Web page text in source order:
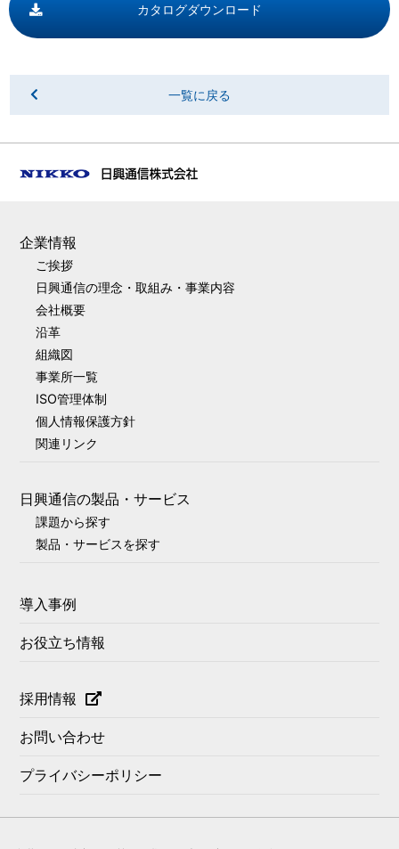
カタログダウンロード
一覧に戻る
企業情報
ご挨拶
日興通信の理念・取組み・事業内容
会社概要
沿革
組織図
事業所一覧
ISO管理体制
個人情報保護方針
関連リンク
日興通信の製品・サービス
課題から探す
製品・サービスを探す
導入事例
お役立ち情報
採用情報
お問い合わせ
プライバシーポリシー